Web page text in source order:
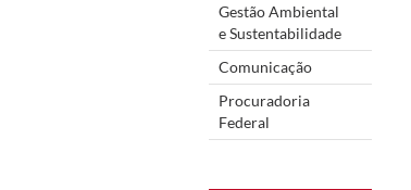
Gestão Ambiental
e Sustentabilidade
Comunicação
Procuradoria
Federal